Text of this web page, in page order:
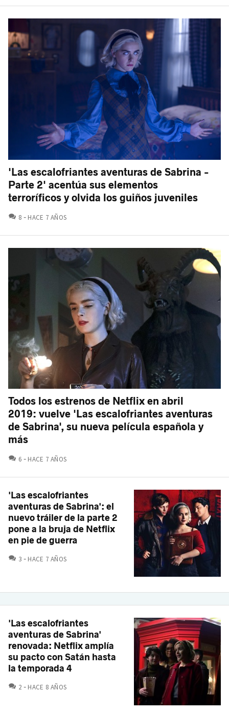
'Las escalofriantes aventuras de Sabrina -
Parte 2' acentúa sus elementos
terroríficos y olvida los guiños juveniles
8 COMENTARIOS
HACE 7 AÑOS
Todos los estrenos de Netflix en abril
2019: vuelve 'Las escalofriantes aventuras
de Sabrina', su nueva película española y
más
6 COMENTARIOS
HACE 7 AÑOS
'Las escalofriantes
aventuras de Sabrina': el
nuevo tráiler de la parte 2
pone a la bruja de Netflix
en pie de guerra
3 COMENTARIOS
HACE 7 AÑOS
'Las escalofriantes
aventuras de Sabrina'
renovada: Netflix amplía
su pacto con Satán hasta
la temporada 4
2 COMENTARIOS
HACE 8 AÑOS